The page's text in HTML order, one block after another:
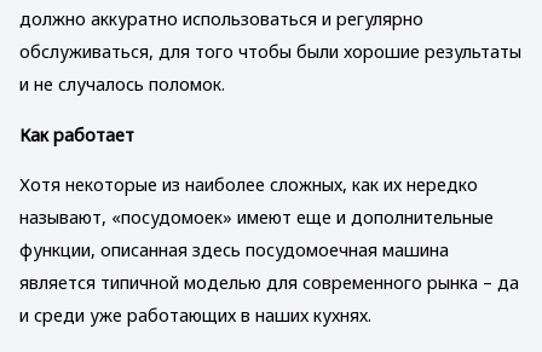
должно аккуратно использоваться и регулярно
обслуживаться, для того чтобы были хорошие результаты
и не случалось поломок.
Как работает
Хотя некоторые из наиболее сложных, как их нередко
называют, «посудомоек» имеют еще и дополнительные
функции, описанная здесь посудомоечная машина
является типичной моделью для современного рынка – да
и среди уже работающих в наших кухнях.